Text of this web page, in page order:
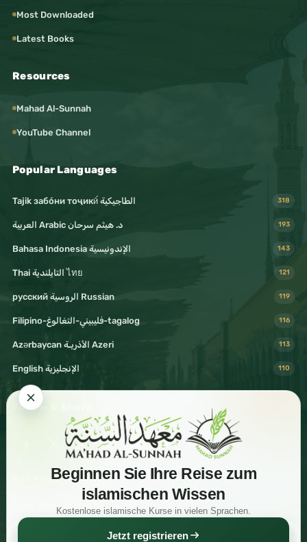
Beginnen Sie Ihre Reise zum
islamischen Wissen
Kostenlose islamische Kurse in vielen Sprachen.
Jetzt registrieren
Most Downloaded
Latest Books
Resources
Mahad Al-Sunnah
YouTube Channel
Popular Languages
Tajik забо́ни тоҷикӣ́ الطاجيكية 318
د. هيثم سرحان Arabic العربية 193
Bahasa Indonesia الإندونيسية 143
Thai التايلندية ไทย 121
русский الروسية Russian 119
Filipino-فليبيني-التغالوغ-tagalog 116
Azərbaycan الأذريـة Azeri 113
English الإنجليزية 110
Follow & Share
Visit Mahad Sunnah